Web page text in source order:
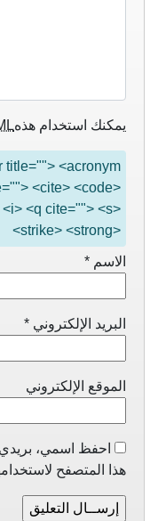
يمكنك استخدام هذه
title=""> <acronym
<cite> <code>
<q cite=""> <s>
<strike> <strong>
الاسم *
البريد الإلكتروني *
الموقع الإلكتروني
احفظ اسمي، بريدي
هذا المتصفح